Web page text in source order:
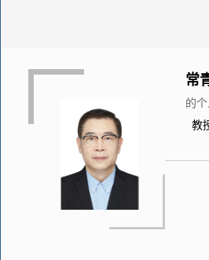
常
的
教